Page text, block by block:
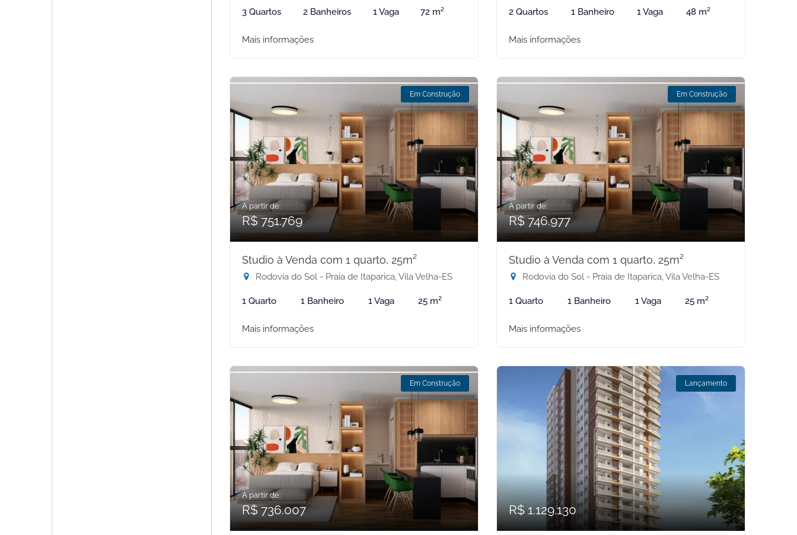
3 Quartos 2 Banheiros 1 Vaga 72 m²
Mais informações
2 Quartos 1 Banheiro 1 Vaga 48 m²
Mais informações
Em Construção
A partir de:
R$ 751.769
Studio à Venda com 1 quarto, 25m²
Rodovia do Sol - Praia de Itaparica, Vila Velha-ES
1 Quarto 1 Banheiro 1 Vaga 25 m²
Mais informações
Em Construção
A partir de:
R$ 746.977
Studio à Venda com 1 quarto, 25m²
Rodovia do Sol - Praia de Itaparica, Vila Velha-ES
1 Quarto 1 Banheiro 1 Vaga 25 m²
Mais informações
Em Construção
A partir de:
R$ 736.007
Lançamento
R$ 1.129.130